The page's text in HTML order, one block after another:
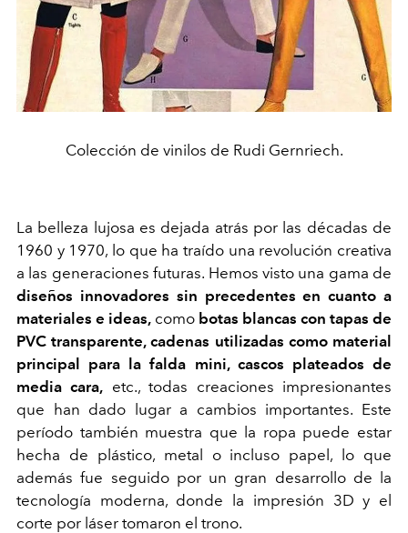
Colección de vinilos de Rudi Gernriech.
La belleza lujosa es dejada atrás por las décadas de
1960 y 1970, lo que ha traído una revolución creativa
a las generaciones futuras. Hemos visto una gama de
diseños innovadores sin precedentes en cuanto a
materiales e ideas, como botas blancas con tapas de
PVC transparente, cadenas utilizadas como material
principal para la falda mini, cascos plateados de
media cara, etc., todas creaciones impresionantes
que han dado lugar a cambios importantes. Este
período también muestra que la ropa puede estar
hecha de plástico, metal o incluso papel, lo que
además fue seguido por un gran desarrollo de la
tecnología moderna, donde la impresión 3D y el
corte por láser tomaron el trono.